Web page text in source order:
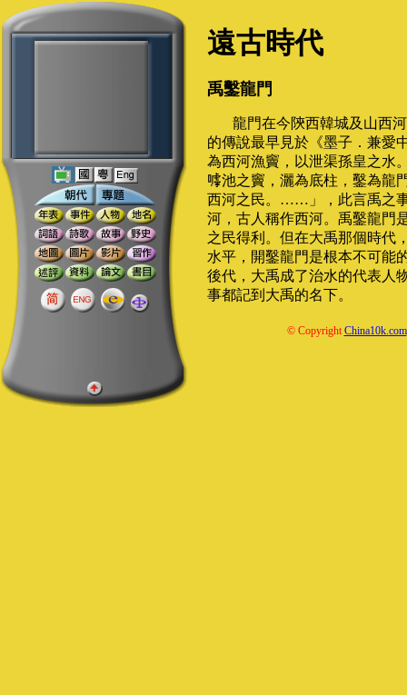
遠古時代
禹鑿龍門
龍門在今陝西韓城及山西
的傳說最早見於《墨子．兼愛
為西河漁竇，以泄渠孫皇之水
池之竇，灑為底柱，鑿為龍
西河之民。……」，此言禹之
河，古人稱作西河。禹鑿龍門
之民得利。但在大禹那個時代
水平，開鑿龍門是根本不可能
後代，大禹成了治水的代表人
事都記到大禹的名下。
© CopyrightChina10k.com